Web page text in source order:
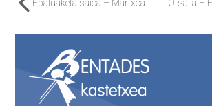
previous
Ebaluaketa saioa – Martxoa
next
Otsaila –